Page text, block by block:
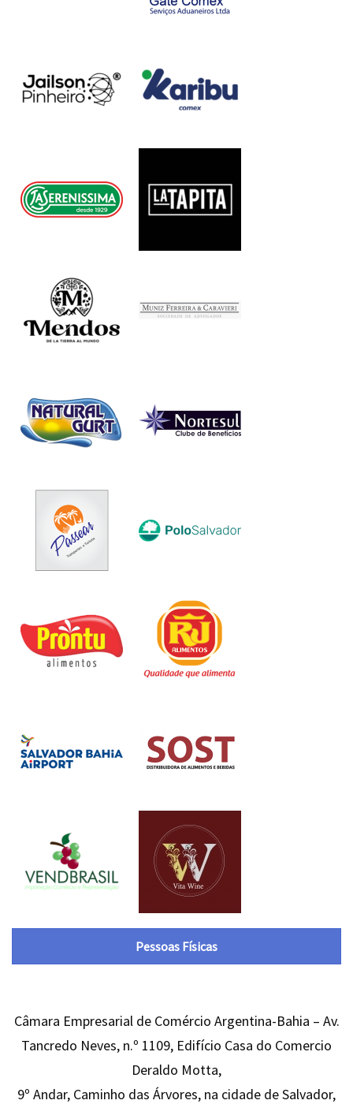
Pessoas Físicas
Câmara Empresarial de Comércio Argentina-Bahia – Av.
Tancredo Neves, n.º 1109, Edifício Casa do Comercio
Deraldo Motta,
9º Andar, Caminho das Árvores, na cidade de Salvador,